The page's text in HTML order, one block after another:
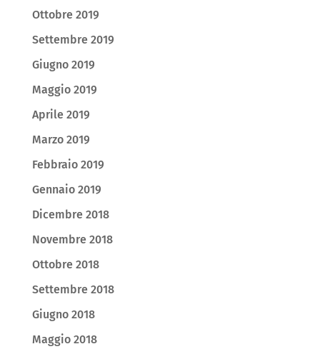
Ottobre 2019
Settembre 2019
Giugno 2019
Maggio 2019
Aprile 2019
Marzo 2019
Febbraio 2019
Gennaio 2019
Dicembre 2018
Novembre 2018
Ottobre 2018
Settembre 2018
Giugno 2018
Maggio 2018